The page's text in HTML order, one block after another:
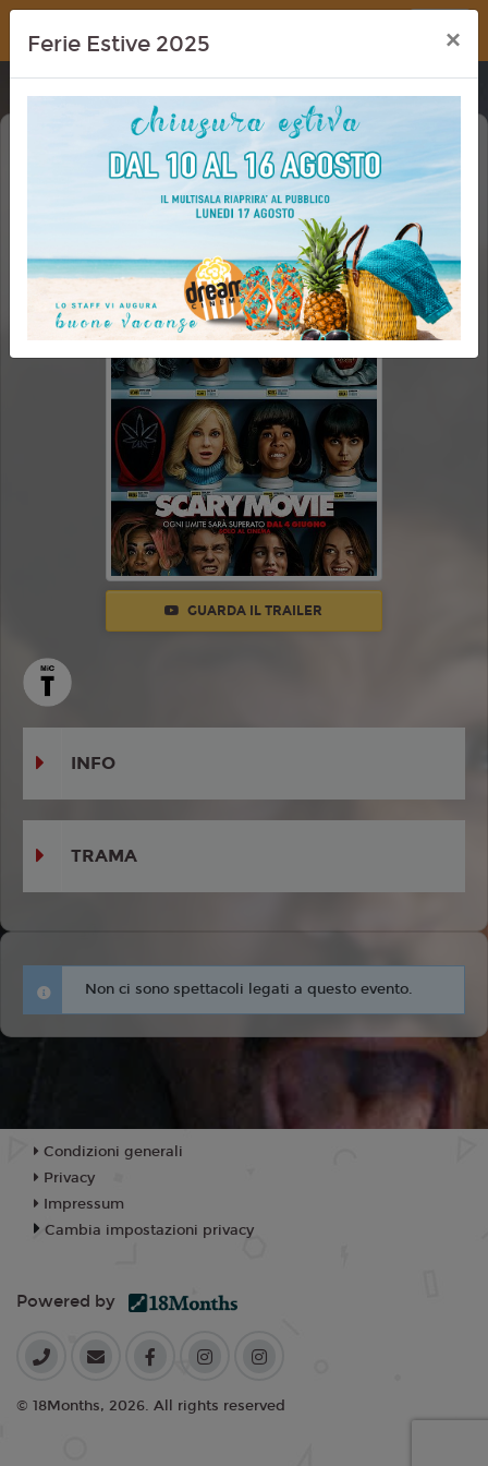
Dream Cinema
SCARY MOVIE 6
GUARDA IL TRAILER
INFO
TRAMA
Non ci sono spettacoli legati a questo evento.
Ferie Estive 2025 ×
Condizioni generali
Privacy
Impressum
Cambia impostazioni privacy
Powered by
© 18Months, 2026. All rights reserved